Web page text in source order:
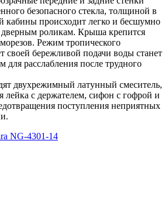
безопасного стекла, толщиной в
кабины происходит легко и бесшумно
роликам. Крыша крепится
Режим тропического
своей бережливой подачи воды станет
для расслабления после трудного
двухрежимный латунный смеситель,
лейка с держателем, сифон с гофрой и
поступления неприятных
NG-4301-14